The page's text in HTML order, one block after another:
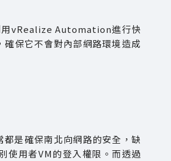
用vRealize Automation進行快
保它不會對內部網路環境造成
是確保南北向網路的安全，缺
使用者VM的登入權限。而透過